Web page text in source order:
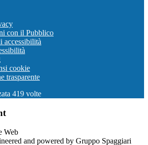
con il Pubblico
accessibilità
cookie
trasparente
419 volte
and powered by Gruppo Spaggiari